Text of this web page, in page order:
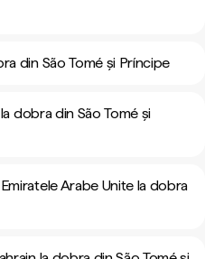
din São Tomé și Príncipe
dobra din São Tomé și
Arabe Unite la dobra